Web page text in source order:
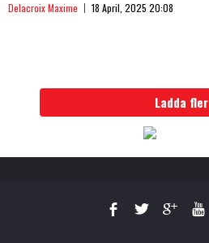
Delacroix Maxime 18 April, 2025 20:08
Ladda fler